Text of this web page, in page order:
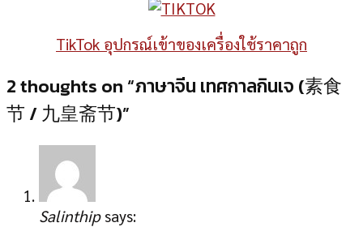
TikTok อุปกรณ์เข้าของเครื่องใช้ราคาถูก
2 thoughts on “ภาษาจีน เทศกาลกินเจ (素食
节 / 九皇斋节)”
Salinthip says: